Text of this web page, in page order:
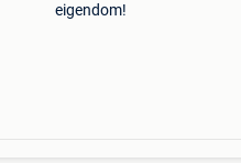
eigendom!